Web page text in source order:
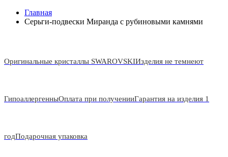
Главная
Серьги-подвески Миранда с рубиновыми камнями
Оригинальные кристаллы SWAROVSKIИзделия не темнеют
ГипоаллергенныОплата при полученииГарантия на изделия 1
годПодарочная упаковка